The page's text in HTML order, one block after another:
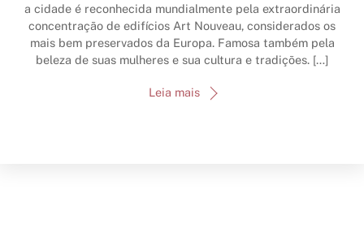
a cidade é reconhecida mundialmente pela extraordinária
concentração de edifícios Art Nouveau, considerados os
mais bem preservados da Europa. Famosa também pela
beleza de suas mulheres e sua cultura e tradições. […]
Leia mais